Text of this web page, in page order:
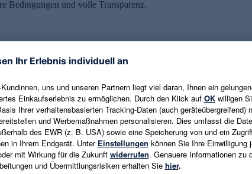
Bedingungen und volle Transparenz.
und aktuelle Trends,
Als Dankeschön
Abmeldung ist jederzeit in
E-Mail-Adresse eingeben
Es gelten die Datenschutzrichtlinien